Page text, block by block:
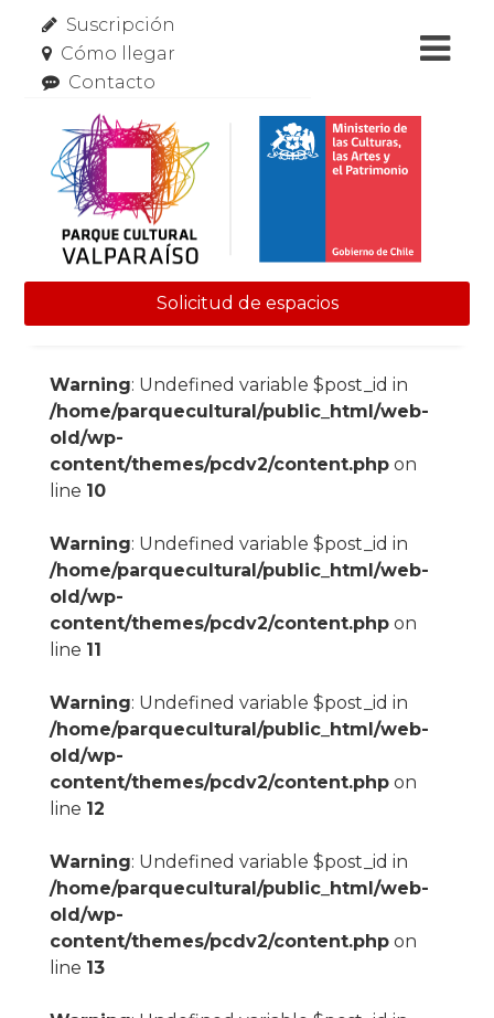
Suscripción
Cómo llegar
Contacto
Solicitud de espacios
Warning: Undefined variable $post_id in
/home/parquecultural/public_html/web-
old/wp-
content/themes/pcdv2/content.phpon
line 10
Warning: Undefined variable $post_id in
/home/parquecultural/public_html/web-
old/wp-
content/themes/pcdv2/content.phpon
line 11
Warning: Undefined variable $post_id in
/home/parquecultural/public_html/web-
old/wp-
content/themes/pcdv2/content.phpon
line 12
Warning: Undefined variable $post_id in
/home/parquecultural/public_html/web-
old/wp-
content/themes/pcdv2/content.phpon
line 13